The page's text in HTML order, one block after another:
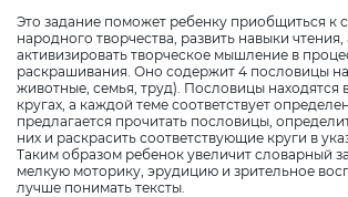
Это задание поможет ребенку приобщиться к
народного творчества, развить навыки чтения,
активизировать творческое мышление в
раскрашивания. Оно содержит 4 пословицы на
животные, семья, труд). Пословицы находятся
кругах, а каждой теме соответствует
предлагается прочитать пословицы,
них и раскрасить соответствующие круги в
Таким образом ребенок увеличит словарный
мелкую моторику, эрудицию и зрительное
лучше понимать тексты.